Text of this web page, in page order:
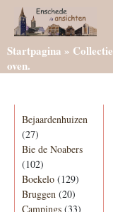
Startpagina » Collectie
oven.
Bejaardenhuizen
(27)
Bie de Noabers
(102)
Boekelo (129)
Bruggen (20)
Campings (33)